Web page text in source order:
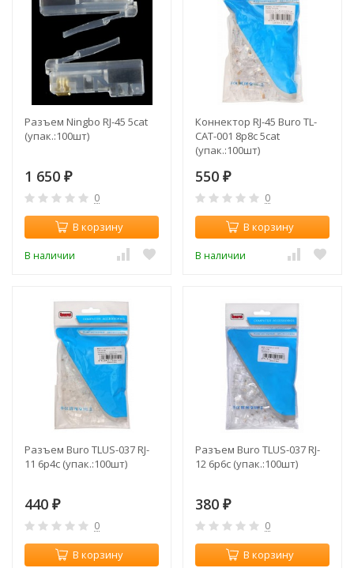
Разъем Ningbo RJ-45 5cat
(упак.:100шт)
1 650 ₽
0
В корзину
В наличии
Коннектор RJ-45 Buro TL-
CAT-001 8p8c 5cat
(упак.:100шт)
550 ₽
0
В корзину
В наличии
Разъем Buro TLUS-037 RJ-
11 6p4c (упак.:100шт)
440 ₽
0
В корзину
Разъем Buro TLUS-037 RJ-
12 6p6c (упак.:100шт)
380 ₽
0
В корзину